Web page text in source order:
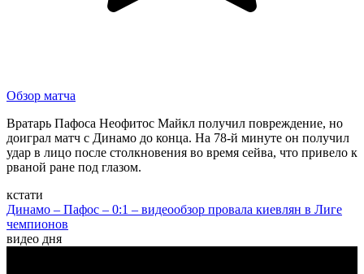
Обзор матча
Вратарь Пафоса Неофитос Майкл получил повреждение, но
доиграл матч с Динамо до конца. На 78-й минуте он получил
удар в лицо после столкновения во время сейва, что привело к
рваной ране под глазом.
кстати
Динамо – Пафос – 0:1 – видеообзор провала киевлян в Лиге
чемпионов
видео дня